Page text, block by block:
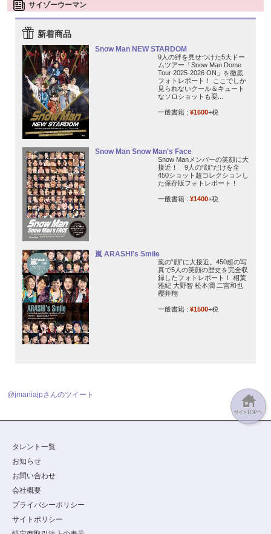
サイゾーウーマン
新着商品
Snow Man NEW STARDOM
9人の絆を見せつけた5大ドー
ムツアー「Snow Man Dome
Tour 2025-2026 ON」を徹底
フォトレポート！ ここでしか
見られないクール＆キュート
なソロショットも要...
一般書籍 : ¥1600+税
Snow Man Snow Man's Face
Snow Manメンバーの笑顔に大
接近！ 9人の“顔”だけを全
450ショット超コレクションし
た保存版フォトレポート！
一般書籍 : ¥1400+税
嵐 ARASHI’s Smile
嵐の“顔”に大接近。450超の写
真で5人の笑顔の歴史を完全収
録したフォトレポート！ 相葉
雅紀 大野智 松本潤 二宮和也
櫻井翔
一般書籍 : ¥1500+税
@jmaniajpさんのツイート
タレント一覧
お知らせ
お問い合わせ
会社概要
プライバシーポリシー
サイトポリシー